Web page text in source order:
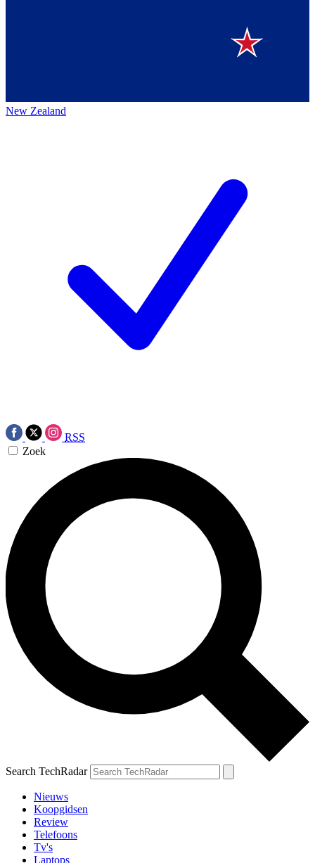
New Zealand
RSS
Zoek
Search TechRadar
Nieuws
Koopgidsen
Review
Telefoons
Tv's
Laptops